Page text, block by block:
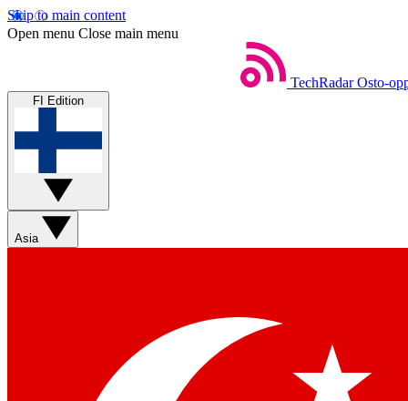
Skip to main content
Open menu Close main menu
TechRadar Osto-
FI Edition
Asia